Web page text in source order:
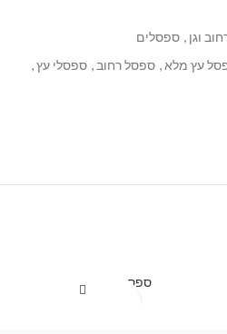
וגן , ספסלים
עץ מלא, ספסל רחוב , ספסלי עץ,
ספסל דגם ברילה